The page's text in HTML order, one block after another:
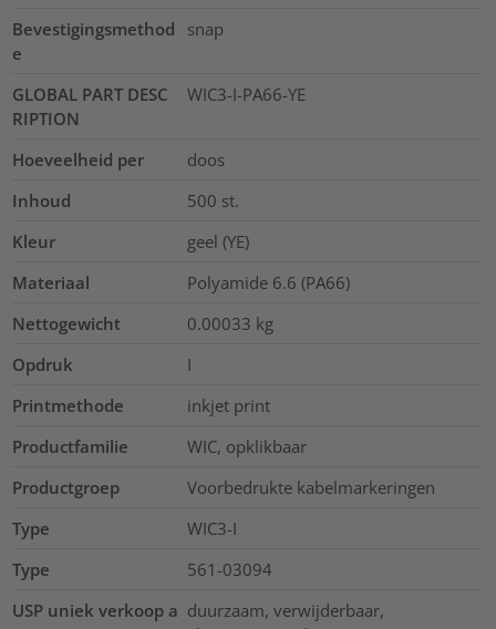
Bevestigingsmethod
e
snap
GLOBAL PART DESC
RIPTION
WIC3-I-PA66-YE
Hoeveelheid per
doos
Inhoud
500 st.
Kleur
geel (YE)
Materiaal
Polyamide 6.6 (PA66)
Nettogewicht
0.00033 kg
Opdruk
I
Printmethode
inkjet print
Productfamilie
WIC, opklikbaar
Productgroep
Voorbedrukte kabelmarkeringen
Type
WIC3-I
Type
561-03094
USP uniek verkoop a duurzaam, verwijderbaar,